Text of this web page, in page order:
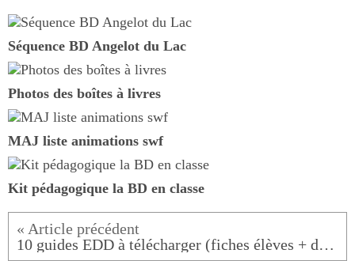
Séquence BD Angelot du Lac
Photos des boîtes à livres
MAJ liste animations swf
Kit pédagogique la BD en classe
10 guides EDD à télécharger (fiches élèves + docs maître)